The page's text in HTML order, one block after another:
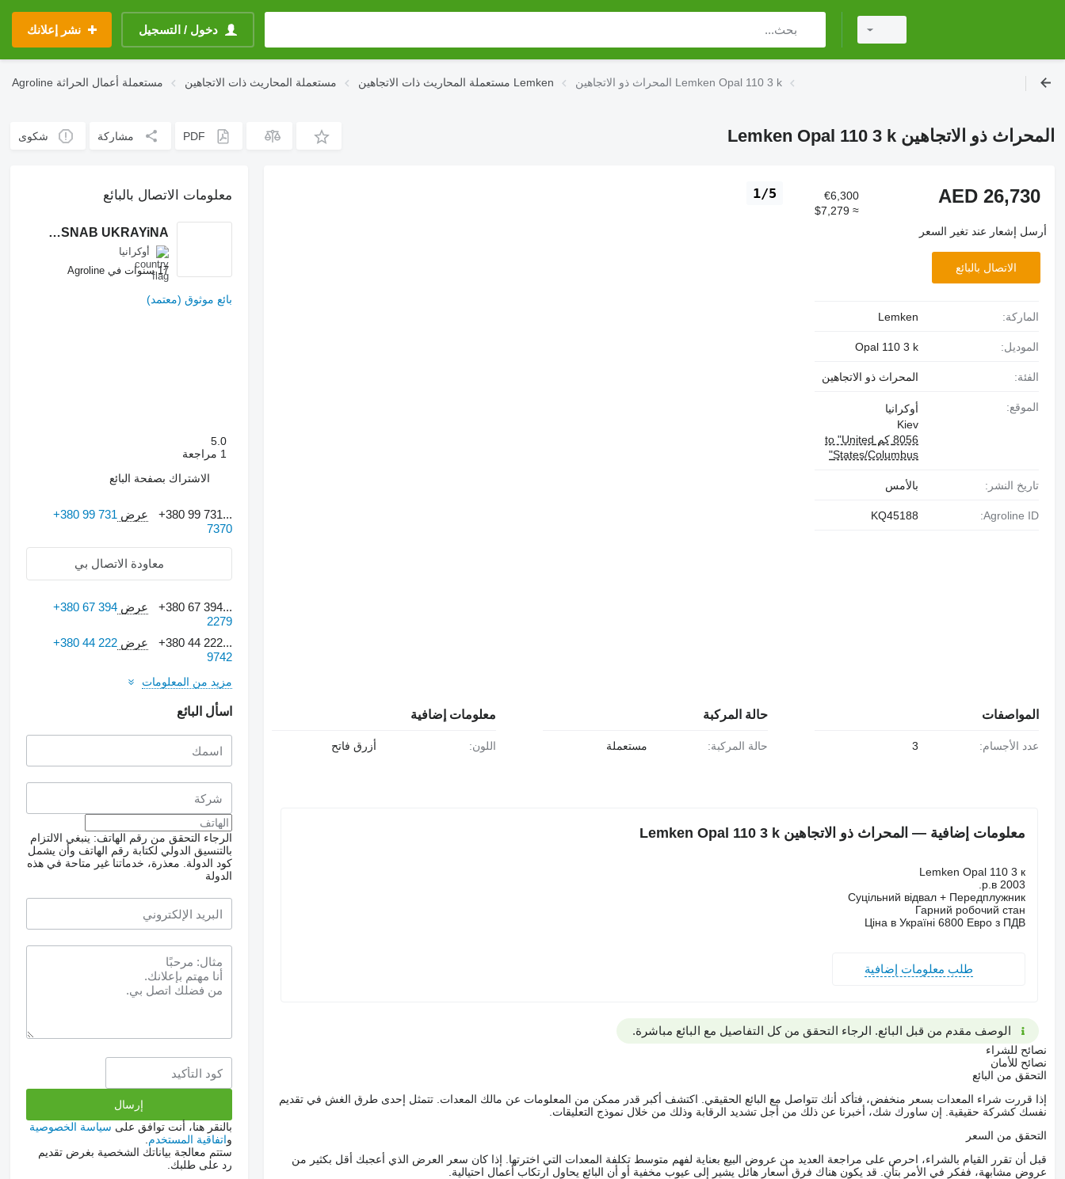
دخول / التسجيل نشر إعلانك
Agroline مستعملة أعمال الحراثة مستعملة المحاريث ذات الاتجاهين مستعملة المحاريث ذات الاتجاهين Lemken المحراث ذو الاتجاهين Lemken Opal 110 3 k
المحراث ذو الاتجاهين Lemken Opal 110 3 k PDF مشاركة شكوى
1/5 AED 26,730
€6,300
≈ $7,279
أرسل إشعار عند تغير السعر
الاتصال بالبائع
الماركة: Lemken
الموديل: Opal 110 3 k
الفئة: المحراث ذو الاتجاهين
الموقع:
أوكرانيا
Kiev
8056 كم to "United
States/Columbus"
تاريخ النشر: بالأمس
Agroline ID:
KQ45188
المواصفات
عدد الأجسام: 3
حالة المركبة
حالة المركبة: مستعملة
معلومات إضافية
اللون: أزرق فاتح
معلومات إضافية — المحراث ذو الاتجاهين Lemken Opal 110 3 k
Lemken Opal 110 3 к
2003 р.в.
Суцільний відвал + Передплужник
Гарний робочий стан
Ціна в Україні 6800 Евро з ПДВ
طلب معلومات إضافية
الوصف مقدم من قبل البائع. الرجاء التحقق من كل التفاصيل مع البائع مباشرة.
نصائح للشراء
نصائح للأمان
التحقق من البائع
إذا قررت شراء المعدات بسعر منخفض، فتأكد أنك تتواصل مع البائع الحقيقي. اكتشف أكبر قدر ممكن من المعلومات عن مالك المعدات. تتمثل إحدى طرق الغش في تقديم
نفسك كشركة حقيقية. إن ساورك شك، أخبرنا عن ذلك من أجل تشديد الرقابة وذلك من خلال نموذج التعليقات.
التحقق من السعر
قبل أن تقرر القيام بالشراء، احرص على مراجعة العديد من عروض البيع بعناية لفهم متوسط تكلفة المعدات التي اخترتها. إذا كان سعر العرض الذي أعجبك أقل بكثير من
عروض مشابهة، ففكر في الأمر بتأنٍ. قد يكون هناك فرق أسعار هائل يشير إلى عيوب مخفية أو أن البائع يحاول ارتكاب أعمال احتيالية.
معلومات الاتصال بالبائع
AGROSNAB UKRAYiNA
أوكرانيا
17 سنوات في Agroline
بائع موثوق (معتمد)
5.0
1 مراجعة
الاشتراك بصفحة البائع
+380 99 731... عرض +380 99 731
7370
معاودة الاتصال بي
+380 67 394... عرض+380 67 394
2279
+380 44 222...
عرض+380 44 222
9742
مزيد من المعلومات
اسأل البائع
الرجاء التحقق من رقم الهاتف: ينبغي الالتزام
بالتنسيق الدولي لكتابة رقم الهاتف وأن يشمل
كود الدولة.
معذرة، خدماتنا غير متاحة في هذه
الدولة
بالنقر هنا، أنت توافق على سياسة الخصوصية
واتفاقية المستخدم
ستتم معالجة بياناتك الشخصية بغرض تقديم
رد على طلبك.